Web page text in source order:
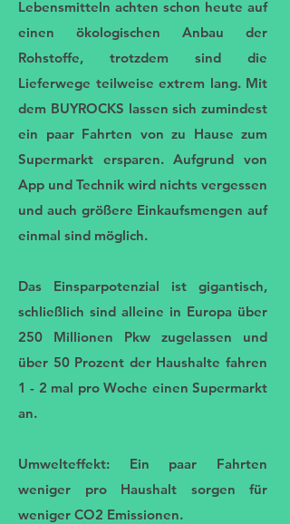
Lebensmitteln achten schon heute auf
einen ökologischen Anbau der
Rohstoffe, trotzdem sind die
Lieferwege teilweise extrem lang. Mit
dem BUYROCKS lassen sich zumindest
ein paar Fahrten von zu Hause zum
Supermarkt ersparen. Aufgrund von
App und Technik wird nichts vergessen
und auch größere Einkaufsmengen auf
einmal sind möglich.
Das Einsparpotenzial ist gigantisch,
schließlich sind alleine in Europa über
250 Millionen Pkw zugelassen und
über 50 Prozent der Haushalte fahren
1 - 2 mal pro Woche einen Supermarkt
an.
Umwelteffekt: Ein paar Fahrten
weniger pro Haushalt sorgen für
weniger CO2 Emissionen.